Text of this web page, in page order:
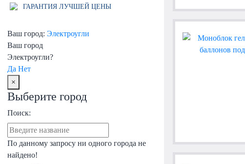
ГАРАНТИЯ ЛУЧШЕЙ ЦЕНЫ
Ваш город: Электроугли
Ваш город
Электроугли?
Да Нет
×
Выберите город
Поиск:
По данному запросу ни одного города не
найдено!